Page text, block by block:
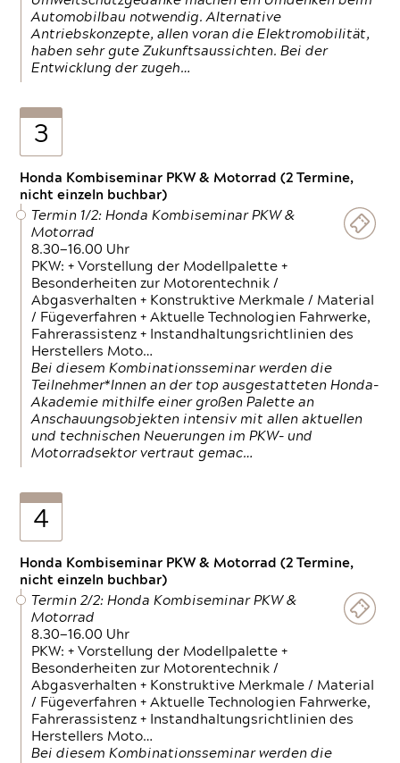
Automobilbau notwendig. Alternative
Antriebskonzepte, allen voran die Elektromobilität,
haben sehr gute Zukunftsaussichten. Bei der
Entwicklung der zugeh…
3
Honda Kombiseminar PKW & Motorrad (2 Termine,
nicht einzeln buchbar)
Termin 1/2: Honda Kombiseminar PKW &
Motorrad
8.30—16.00 Uhr
PKW: + Vorstellung der Modellpalette +
Besonderheiten zur Motorentechnik /
Abgasverhalten + Konstruktive Merkmale / Material
/ Fügeverfahren + Aktuelle Technologien Fahrwerke,
Fahrerassistenz + Instandhaltungsrichtlinien des
Herstellers Moto…
Bei diesem Kombinationsseminar werden die
Teilnehmer*Innen an der top ausgestatteten Honda-
Akademie mithilfe einer großen Palette an
Anschauungsobjekten intensiv mit allen aktuellen
und technischen Neuerungen im PKW- und
Motorradsektor vertraut gemac…
4
Honda Kombiseminar PKW & Motorrad (2 Termine,
nicht einzeln buchbar)
Termin 2/2: Honda Kombiseminar PKW &
Motorrad
8.30—16.00 Uhr
PKW: + Vorstellung der Modellpalette +
Besonderheiten zur Motorentechnik /
Abgasverhalten + Konstruktive Merkmale / Material
/ Fügeverfahren + Aktuelle Technologien Fahrwerke,
Fahrerassistenz + Instandhaltungsrichtlinien des
Herstellers Moto…
Bei diesem Kombinationsseminar werden die